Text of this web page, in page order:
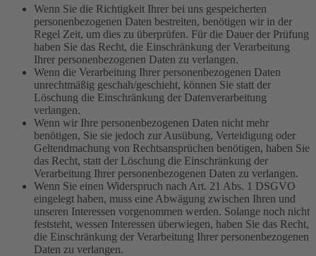
Wenn Sie die Richtigkeit Ihrer bei uns gespeicherten
personenbezogenen Daten bestreiten, benötigen wir in der
Regel Zeit, um dies zu überprüfen. Für die Dauer der Prüfung
haben Sie das Recht, die Einschränkung der Verarbeitung
Ihrer personenbezogenen Daten zu verlangen.
Wenn die Verarbeitung Ihrer personenbezogenen Daten
unrechtmäßig geschah/geschieht, können Sie statt der
Löschung die Einschränkung der Datenverarbeitung
verlangen.
Wenn wir Ihre personenbezogenen Daten nicht mehr
benötigen, Sie sie jedoch zur Ausübung, Verteidigung oder
Geltendmachung von Rechtsansprüchen benötigen, haben Sie
das Recht, statt der Löschung die Einschränkung der
Verarbeitung Ihrer personenbezogenen Daten zu verlangen.
Wenn Sie einen Widerspruch nach Art. 21 Abs. 1 DSGVO
eingelegt haben, muss eine Abwägung zwischen Ihren und
unseren Interessen vorgenommen werden. Solange noch nicht
feststeht, wessen Interessen überwiegen, haben Sie das Recht,
die Einschränkung der Verarbeitung Ihrer personenbezogenen
Daten zu verlangen.